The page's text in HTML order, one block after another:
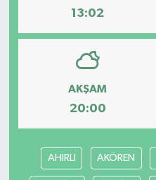
13:02
AKŞAM
20:00
AHIRLI AKÖREN